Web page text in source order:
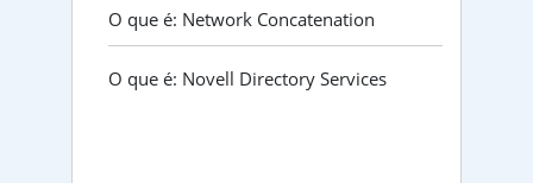
O que é: Network Concatenation
O que é: Novell Directory Services